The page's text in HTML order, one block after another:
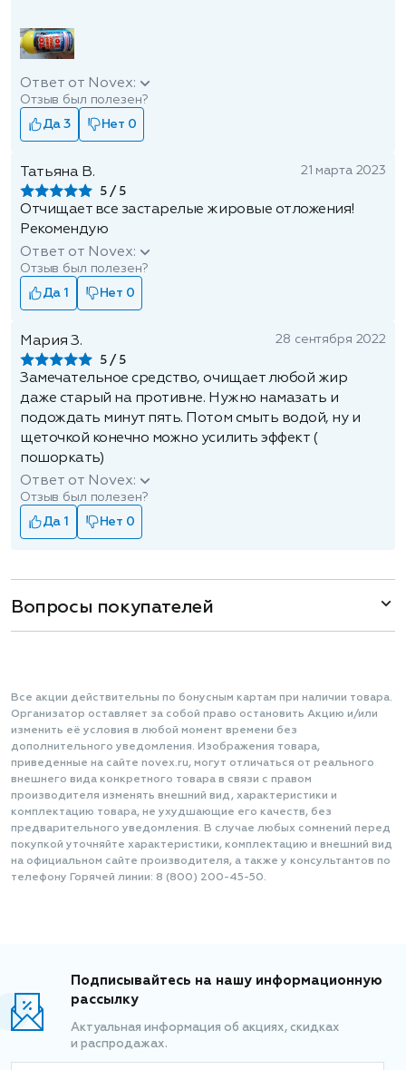
Ответ от Novex:
Отзыв был полезен?
Да 3
Нет 0
Татьяна В.
5
21 марта 2023
Отчищает все застарелые жировые отложения!
Рекомендую
Ответ от Novex:
Отзыв был полезен?
Да 1
Нет 0
Мария З.
5
28 сентября 2022
Замечательное средство, очищает любой жир
даже старый на противне. Нужно намазать и
подождать минут пять. Потом смыть водой, ну и
щеточкой конечно можно усилить эффект (
пошоркать)
Ответ от Novex:
Отзыв был полезен?
Да 1
Нет 0
Вопросы покупателей
Все акции действительны по бонусным картам при наличии товара.
Организатор оставляет за собой право остановить Акцию и/или
изменить её условия в любой момент времени без
дополнительного уведомления. Изображения товара,
приведенные на сайте novex.ru, могут отличаться от реального
внешнего вида конкретного товара в связи с правом
производителя изменять внешний вид, характеристики и
комплектацию товара, не ухудшающие его качеств, без
предварительного уведомления. В случае любых сомнений перед
покупкой уточняйте характеристики, комплектацию и внешний вид
на официальном сайте производителя, а также у консультантов по
телефону Горячей линии: 8 (800) 200-45-50.
Подписывайтесь на нашу информационную
рассылку
Актуальная информация об акциях, скидках
и распродажах.